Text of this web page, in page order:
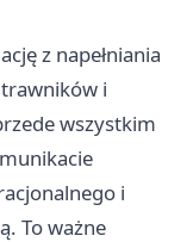
z napełniania
i
wszystkim
i
To ważne